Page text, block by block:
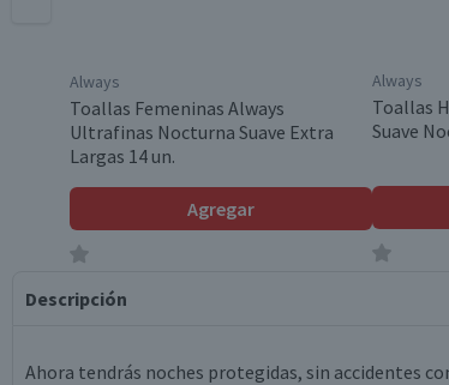
Always
Toallas Femeninas Always
Ultrafinas Nocturna Suave Extra
Largas 14 un.
Agregar
Always
Toallas
Suave
Descripción
Ahora tendrás noches protegidas, sin accidentes